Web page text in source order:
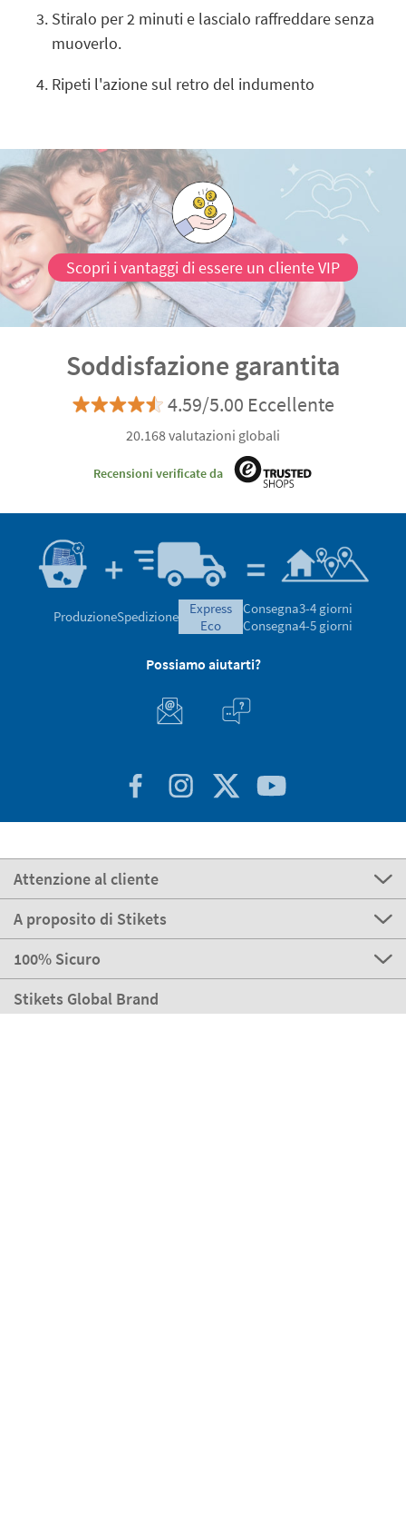
Stiralo per 2 minuti e lascialo raffreddare senza
muoverlo.
Ripeti l'azione sul retro del indumento
Scopri i vantaggi di essere un cliente VIP
Soddisfazione garantita
4.59/5.00 Eccellente
20.168 valutazioni globali
Recensioni verificate da
ProduzioneSpedizione
express
eco
Consegna3-4 giorni
Consegna4-5 giorni
Possiamo aiutarti?
Attenzione al cliente
A proposito di Stikets
100% Sicuro
Stikets Global Brand